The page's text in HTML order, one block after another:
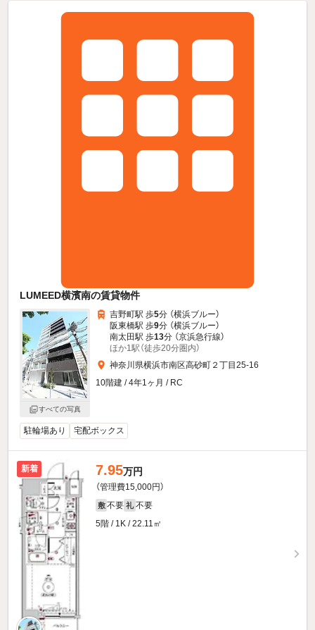
LUMEED横濱南の賃貸物件
すべての写真
吉野町駅 歩5分 （横浜ブルー）
阪東橋駅 歩9分 （横浜ブルー）
南太田駅 歩13分 （京浜急行線）
ほか1駅（徒歩20分圏内）
神奈川県横浜市南区高砂町２丁目25-16
10階建 / 4年1ヶ月 / RC
駐輪場あり 宅配ボックス
新着 7.95万円
（管理費15,000円）
敷 不要 礼 不要
5階 / 1K / 22.11㎡